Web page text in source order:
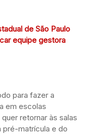
de São Paulo
equipe gestora
para fazer a
em escolas
retornar às salas
matrícula e do